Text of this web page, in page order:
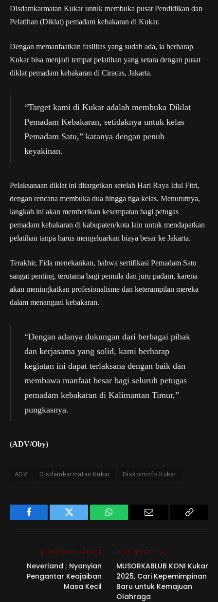
Disdamkarmatan Kukar untuk membuka pusat Pendidikan dan
Pelatihan (Diklat) pemadam kebakaran di Kukar.
Dengan memanfaatkan fasilitas yang sudah ada, ia berharap
Kukar bisa menjadi tempat pelatihan yang setara dengan pusat
diklat pemadam kebakaran di Ciracas, Jakarta.
“Target kami di Kukar adalah membuka Diklat
Pemadam Kebakaran, setidaknya untuk kelas
Pemadam Satu,” katanya dengan penuh
keyakinan.
Pelaksanaan diklat ini ditargetkan setelah Hari Raya Idul Fitri,
dengan rencana membuka dua hingga tiga kelas. Menurutnya,
langkah ini akan memberikan kesempatan bagi petugas
pemadam kebakaran di kabupaten/kota lain untuk mendapatkan
pelatihan tanpa harus mengeluarkan biaya besar ke Jakarta.
Terakhir, Fida menekankan, bahwa sertifikasi Pemadam Satu
sangat penting, terutama bagi pemula dan juru padam, karena
akan meningkatkan profesionalisme dan keterampilan mereka
dalam menangani kebakaran.
“Dengan adanya dukungan dari berbagai pihak
dan kerjasama yang solid, kami berharap
kegiatan ini dapat terlaksana dengan baik dan
membawa manfaat besar bagi seluruh petugas
pemadam kebakaran di Kalimantan Timur,”
pungkasnya.
(ADV/Oby)
ADV Disdamkarmatan Kukar Diskominfo Kukar
Facebook Twitter WhatsApp Email
Copy
PREVIOUS ARTICLE
Neverland ; Nyanyian
Pengantar Keajaiban
Masa Kecil
NEXT ARTICLE
MUSORKABLUB KONI Kukar
2025, Cari Kepemimpinan
Baru untuk Kemajuan
Olahraga